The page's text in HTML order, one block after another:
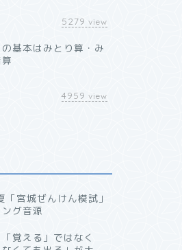
5279 view
基本はみとり算・み
4959 view
「宮城ぜんけん模試」
グ音源
覚える」ではなく